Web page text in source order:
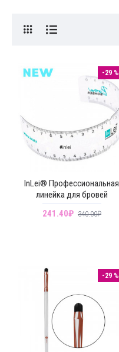
-29 %
InLei® Профессиональная
линейка для бровей
241.40₽ 340.00₽
-29 %